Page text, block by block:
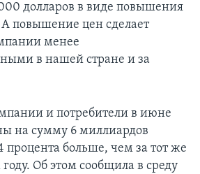
долларов в виде повышения
А повышение цен сделает
менее
в нашей стране и за
и потребители в июне
на сумму 6 миллиардов
процента больше, чем за тот же
Об этом сообщила в среду